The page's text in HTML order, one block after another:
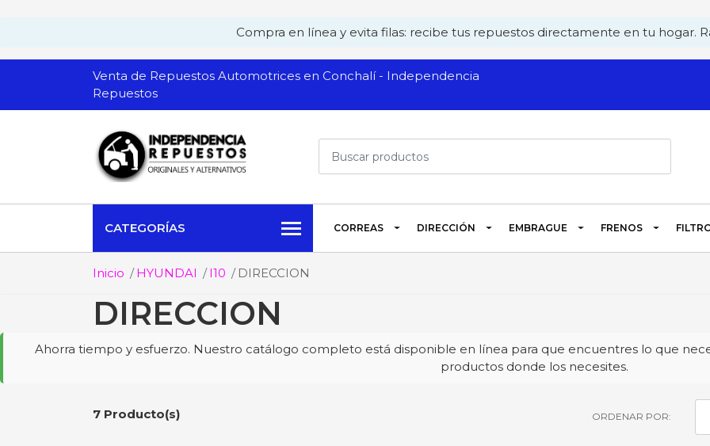
Compra en línea y evita filas: recibe tus repuestos directamente en tu hogar.
Venta de Repuestos Automotrices en Conchalí - Independencia
Repuestos
CATEGORÍAS CORREAS DIRECCIÓN EMBRAGUE FRENOS
Inicio HYUNDAI I10 DIRECCION
DIRECCION
Ahorra tiempo y esfuerzo. Nuestro catálogo completo está disponible en línea para que encuentres lo que
productos donde los necesites.
7 Producto(s) ORDENAR POR: